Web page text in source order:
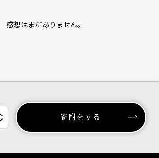
感想はまだありません。
寄附をする